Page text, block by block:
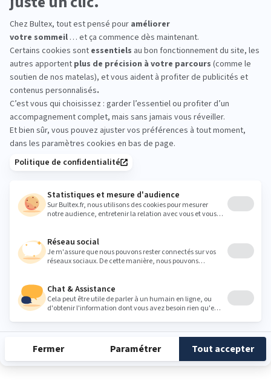
interrogées de février 2019 à mars 2025. Institut
DARTY ORTHEZ : essayez
avant d’acheter
Passez en magasin pour comparer les conforts.
Allongez-vous quelques minutes sur plusieurs
matelas Bultex, testez différentes fermetés et
validez le soutien qui vous convient vraiment.
dirmag.orthez@darty.fr
Heures
Lundi 09:30 - 12:30 14:00 - 19:00
Mardi 09:30 - 12:30 14:00 - 19:00
Jeudi 09:30 - 12:30 14:00 - 19:00
Samedi 09:30 - 19:00